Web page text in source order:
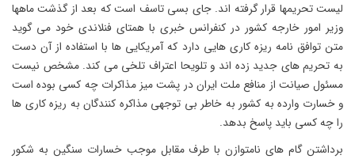
لیست تحریمها قرار گرفته اند. جای بسی تاسف است که بعد از گذشت ماهها
وزیر امور خارجه کشور در کنفرانس خبری با همتای فنلاندی خود می گوید
متن توافق نامه ریزه کاری هایی دارد که آمریکایی ها با استفاده از آن دست
به تحریم های جدید زده اند و تلویحا اعتراف تلخی می کند. مشخص نیست
مسئول صیانت از منافع ملت ایران در پشت میز مذاکرات چه کسی بوده است
و خسارت وارده به کشور به خاطر بی توجهی مذاکره کنندگان به ریزه کاری ها
را چه کسی باید پاسخ بدهد.
برداشتن گام های نامتوازن با طرف مقابل موجب خسارات سنگین به شکور